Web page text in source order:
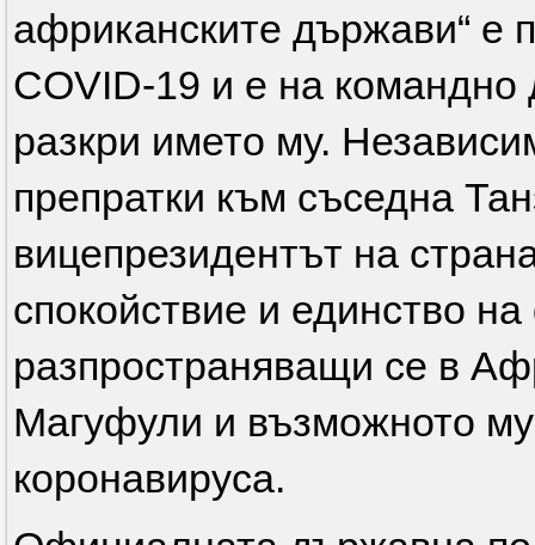
африканските държави“ е
COVID-19 и е на
разкри името му.
препратки към съседна
вицепрезидентът на
спокойствие и единство
разпространяващи се в
Магуфули и възможното
коронавируса.